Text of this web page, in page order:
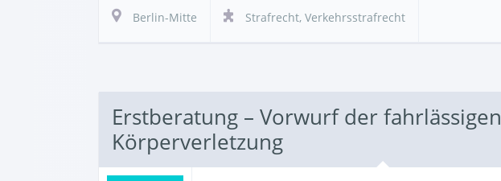
Berlin-Mitte Strafrecht, Verkehrsstrafrecht
Erstberatung – Vorwurf der fahrlässigen
Körperverletzung